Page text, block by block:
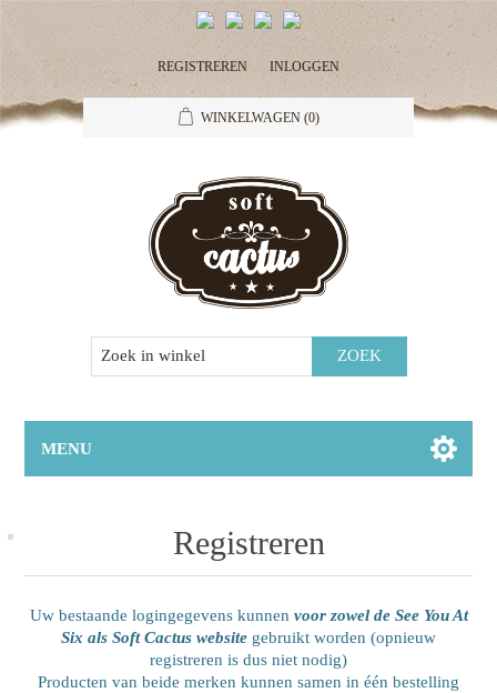
REGISTREREN INLOGGEN
WINKELWAGEN (0)
MENU
Registreren
Uw bestaande logingegevens kunnen voor zowel de See You At
Six als Soft Cactus website gebruikt worden (opnieuw
registreren is dus niet nodig)
Producten van beide merken kunnen samen in één bestelling